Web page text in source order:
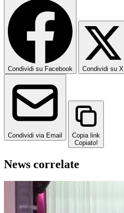
Condividi su Facebook Condividi su X
Condividi via Email
Copia link
Copiato!
News correlate